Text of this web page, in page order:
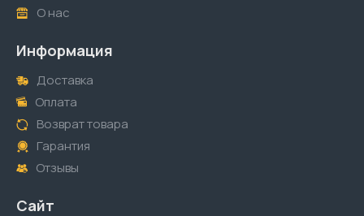
О нас
Информация
Доставка
Оплата
Возврат товара
Гарантия
Отзывы
Сайт